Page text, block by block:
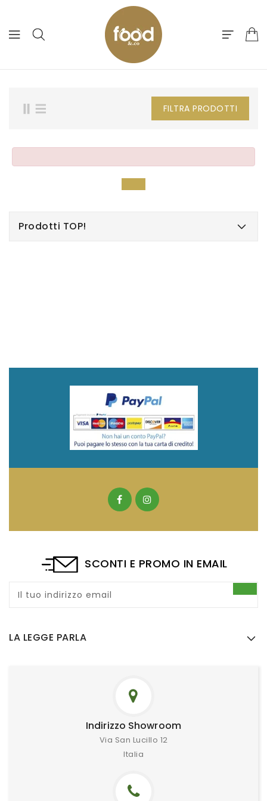
Prodotti TOP!
FILTRA PRODOTTI
SCONTI E PROMO IN EMAIL
Il tuo indirizzo email
LA LEGGE PARLA
Indirizzo Showroom
Via San Lucillo 12
Italia